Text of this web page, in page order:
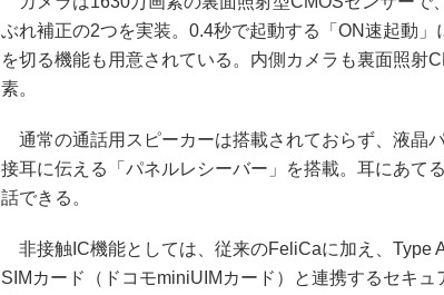
ぶれ補正の2つを実装。0.4秒で起動する「ON速起動」
を切る機能も用意されている。内側カメラも裏面照射
素。
通常の通話用スピーカーは搭載されておらず、液晶
接耳に伝える「パネルレシーバー」を搭載。耳にあて
話できる。
非接触IC機能としては、従来のFeliCaに加え、Type
SIMカード（ドコモminiUIMカード）と連携するセキ